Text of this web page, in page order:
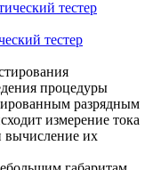
тестер
процедуры
разрядным
измерение тока
вычисление их